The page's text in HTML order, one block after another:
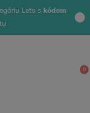
Leto s kódom
0